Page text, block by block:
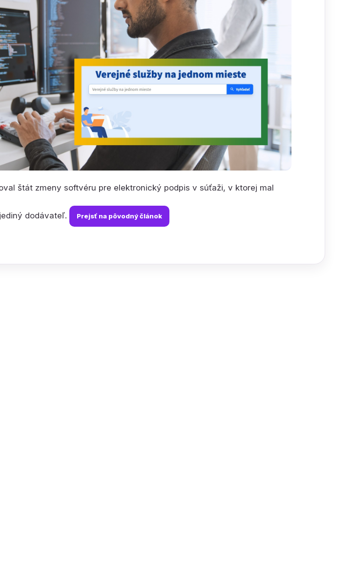
štát zmeny softvéru pre elektronický podpis v súťaži, v ktorej mal
dodávateľ. Prejsť na pôvodný článok